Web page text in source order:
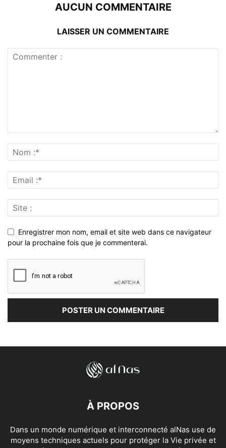
AUCUN COMMENTAIRE
LAISSER UN COMMENTAIRE
Enregistrer mon nom, email et site web dans ce navigateur
pour la prochaine fois que je commenterai.
À PROPOS
Dans un monde numérique et interconnecté alNas use de
moyens techniques actuels pour protéger la Vie privée et